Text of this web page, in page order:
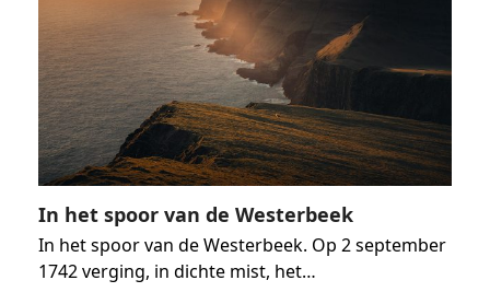
In het spoor van de Westerbeek
In het spoor van de Westerbeek. Op 2 september
1742 verging, in dichte mist, het…